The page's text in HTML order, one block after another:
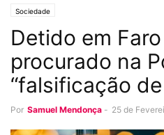
Sociedade
Detido em
procurado na
“falsificação
Por Samuel Mendonça - 25 de